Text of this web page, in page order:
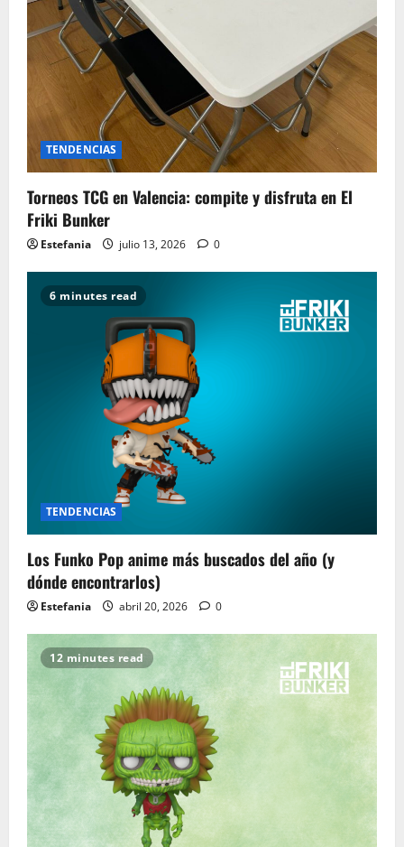
TENDENCIAS
Torneos TCG en Valencia: compite y disfruta en El
Friki Bunker
Estefania julio 13, 2026 0
6 minutes read
TENDENCIAS
Los Funko Pop anime más buscados del año (y
dónde encontrarlos)
Estefania abril 20, 2026 0
12 minutes read